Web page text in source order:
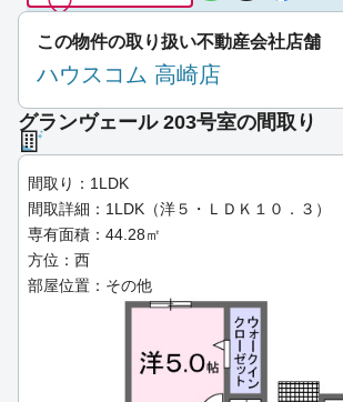
この物件の取り扱い不動産会社店舗
ハウスコム 高崎店
グランヴェール 203号室の間取り
間取り：1LDK
間取詳細：1LDK（洋５・ＬＤＫ１０．３）
専有面積：44.28㎡
方位：西
部屋位置：その他